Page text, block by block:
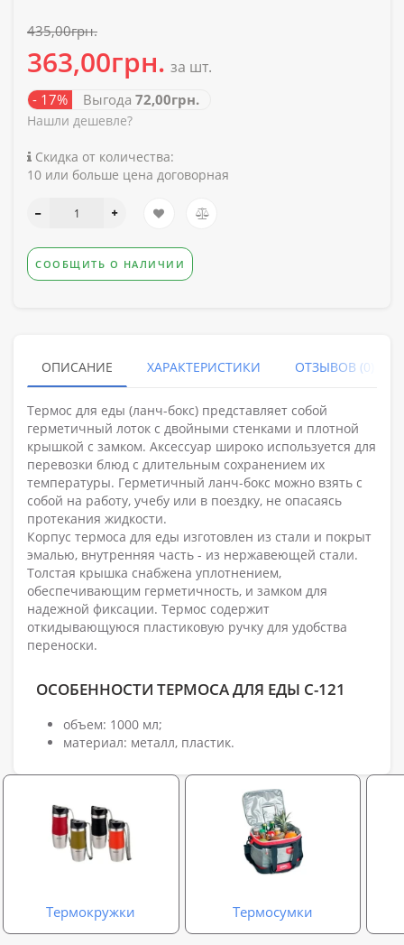
435,00грн.
363,00грн. за шт.
- 17% Выгода 72,00грн.
Нашли дешевле?
Скидка от количества:
10 или больше цена договорная
СООБЩИТЬ О НАЛИЧИИ
ОПИСАНИЕ ХАРАКТЕРИСТИКИ ОТЗЫВОВ (0)
Термос для еды (ланч-бокс) представляет собой
герметичный лоток с двойными стенками и плотной
крышкой с замком. Аксессуар широко используется для
перевозки блюд с длительным сохранением их
температуры. Герметичный ланч-бокс можно взять с
собой на работу, учебу или в поездку, не опасаясь
протекания жидкости.
Корпус термоса для еды изготовлен из стали и покрыт
эмалью, внутренняя часть - из нержавеющей стали.
Толстая крышка снабжена уплотнением,
обеспечивающим герметичность, и замком для
надежной фиксации. Термос содержит
откидывающуюся пластиковую ручку для удобства
переноски.
ОСОБЕННОСТИ ТЕРМОСА ДЛЯ ЕДЫ С-121
объем: 1000 мл;
материал: металл, пластик.
Термокружки Термосумки